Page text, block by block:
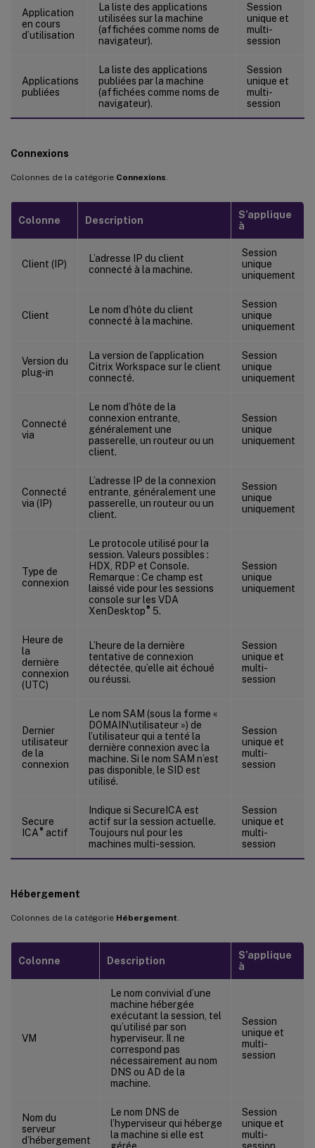
Application
en cours
d’utilisation
La liste des applications
utilisées sur la machine
(affichées comme noms de
navigateur).
Session
unique et
multi-
session
Applications
publiées
La liste des applications
publiées par la machine
(affichées comme noms de
navigateur).
Session
unique et
multi-
session
Connexions
Colonnes de la catégorie Connexions
Colonne Description
S’applique
à
Client (IP)
L’adresse IP du client
connecté à la machine.
Session
unique
uniquement
Client
Le nom d’hôte du client
connecté à la machine.
Session
unique
uniquement
Version du
plug-in
La version de l’application
Citrix Workspace sur le client
connecté.
Session
unique
uniquement
Connecté
via
Le nom d’hôte de la
connexion entrante,
généralement une
passerelle, un routeur ou un
client.
Session
unique
uniquement
Connecté
via (IP)
L’adresse IP de la connexion
entrante, généralement une
passerelle, un routeur ou un
client.
Session
unique
uniquement
Type de
connexion
Le protocole utilisé pour la
session. Valeurs possibles :
HDX, RDP et Console.
Remarque : Ce champ est
laissé vide pour les sessions
console sur les VDA
XenDesktop® 5.
Session
unique
uniquement
Heure de
la
dernière
connexion
(UTC)
L’heure de la dernière
tentative de connexion
détectée, qu’elle ait échoué
ou réussi.
Session
unique et
multi-
session
Dernier
utilisateur
de la
connexion
Le nom SAM (sous la forme «
DOMAIN\utilisateur ») de
l’utilisateur qui a tenté la
dernière connexion avec la
machine. Si le nom SAM n’est
pas disponible, le SID est
utilisé.
Session
unique et
multi-
session
Secure
ICA® actif
Indique si SecureICA est
actif sur la session actuelle.
Toujours nul pour les
machines multi-session.
Session
unique et
multi-
session
Hébergement
Colonnes de la catégorie Hébergement
Colonne Description
S’applique
à
VM
Le nom convivial d’une
machine hébergée
exécutant la session, tel
qu’utilisé par son
hyperviseur. Il ne
correspond pas
nécessairement au nom
DNS ou AD de la
machine.
Session
unique et
multi-
session
Nom du
serveur
d’hébergement
Le nom DNS de
l’hyperviseur qui héberge
la machine si elle est
gérée.
Session
unique et
multi-
session